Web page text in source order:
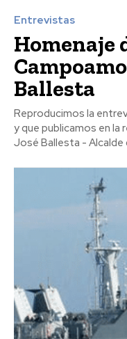
Entrevistas
Homenaje
Ballesta
Reproducimos la
y que publicamos en la
José Ballesta - Alcalde